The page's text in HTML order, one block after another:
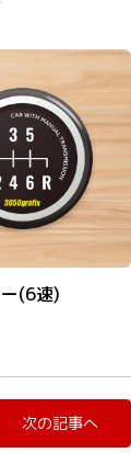
(6速)
次の記事へ